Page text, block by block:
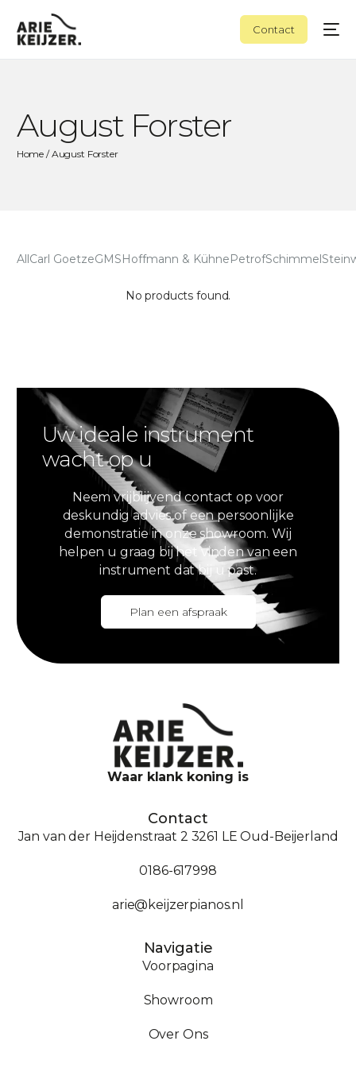
Contact
August Forster
Home / August Forster
AllCarl GoetzeGMSHoffmann & KühnePetrofSchimmel
No products found.
Uw ideale instrument
wacht op u
Neem vrijblijvend contact op voor
deskundig advies of een persoonlijke
demonstratie in onze showroom. Wij
helpen u graag bij het vinden van een
instrument dat bij u past.
Plan een afspraak
Waar klank koning is
Contact
Jan van der Heijdenstraat 2 3261 LE Oud-Beijerland
0186-617998
arie@keijzerpianos.nl
Navigatie
Voorpagina
Showroom
Over Ons